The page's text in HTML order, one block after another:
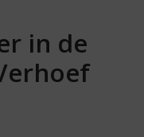
in de